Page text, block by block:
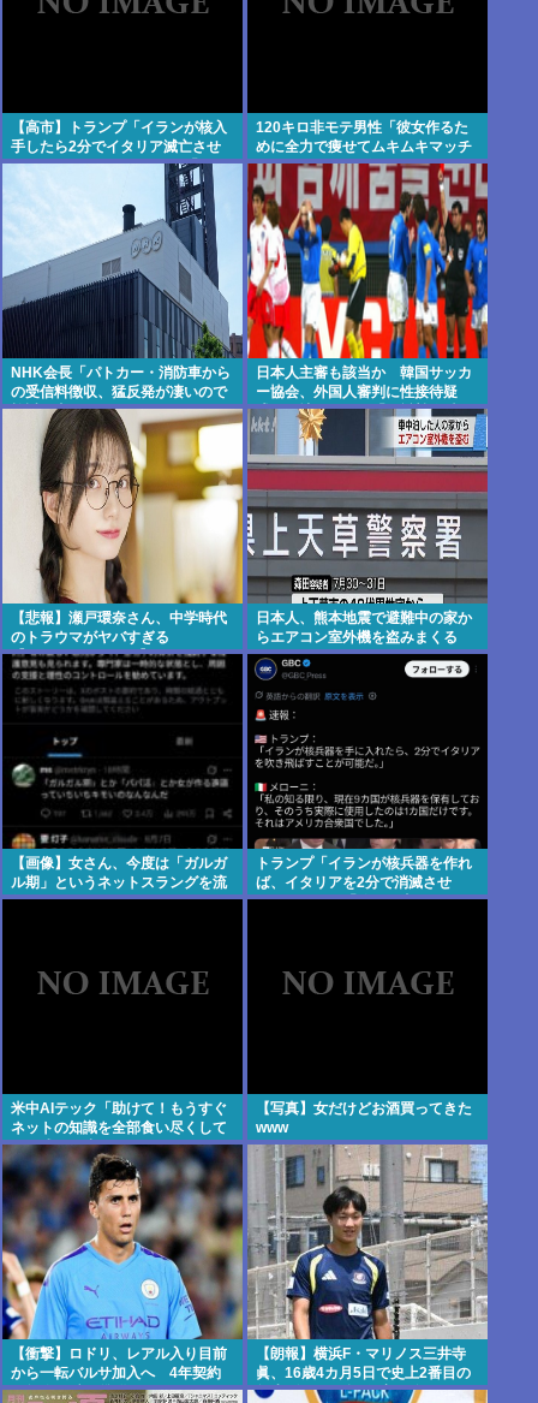
【高市】トランプ「イランが核入
手したら2分でイタリア滅亡させ
られるんだよ？」メローニ「でも
核兵器実戦で使ったのお前らだけ
だろ」
120キロ非モテ男性「彼女作るた
めに全力で痩せてムキムキマッチ
ョになるぞ！」 結果www
NHK会長「パトカー・消防車から
の受信料徴収、猛反発が凄いので
検討し直します…」
日本人主審も該当か 韓国サッカ
ー協会、外国人審判に性接待疑
惑…現地メディア「4強神話も疑
われる恥ずべき状況」[8/8] [ばー
【悲報】瀬戸環奈さん、中学時代
のトラウマがヤバすぎる
【Pickup08083041】
日本人、熊本地震で避難中の家か
らエアコン室外機を盗みまくる
【画像】女さん、今度は「ガルガ
ル期」というネットスラングを流
行らせるwww
トランプ「イランが核兵器を作れ
ば、イタリアを2分で消滅させ
る」メローニ「使った事あるのア
米中AIテック「助けて！もうすぐ
ネットの知識を全部食い尽くして
AIの成長が止まりそうなの！」→
本の買い漁り競争へ
【写真】女だけどお酒買ってきた
www
【衝撃】ロドリ、レアル入り目前
から一転バルサ加入へ 4年契約
で年俸55億円準備
【朗報】横浜F・マリノス三井寺
眞、16歳4カ月5日で史上2番目の
年少ゴール！全3得点に絡む